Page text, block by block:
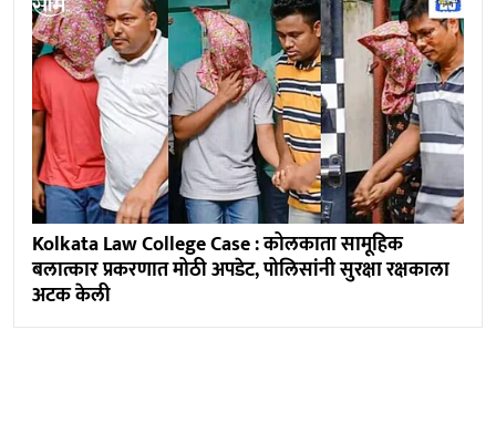
Kolkata Law College Case : कोलकाता सामूहिक
बलात्कार प्रकरणात मोठी अपडेट, पोलिसांनी सुरक्षा रक्षकाला
अटक केली